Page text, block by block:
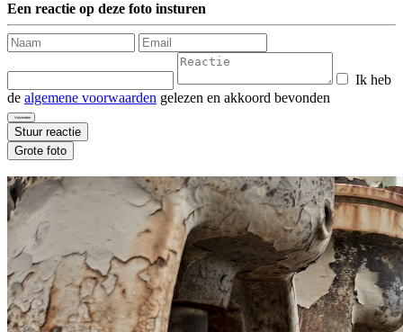
Een reactie op deze foto insturen
Ik heb
de algemene voorwaarden gelezen en akkoord bevonden